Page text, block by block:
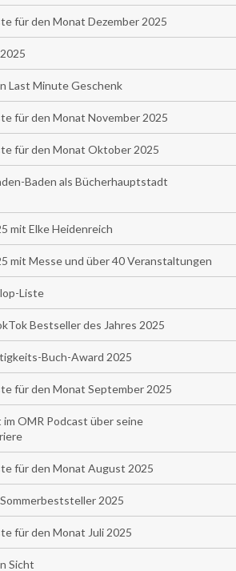
für den Monat Dezember 2025
Last Minute Geschenk
für den Monat November 2025
für den Monat Oktober 2025
Baden als Bücherhauptstadt
mit Elke Heidenreich
mit Messe und über 40 Veranstaltungen
Liste
Bestseller des Jahres 2025
Buch-Award 2025
für den Monat September 2025
OMR Podcast über seine
für den Monat August 2025
2025
für den Monat Juli 2025
Sicht